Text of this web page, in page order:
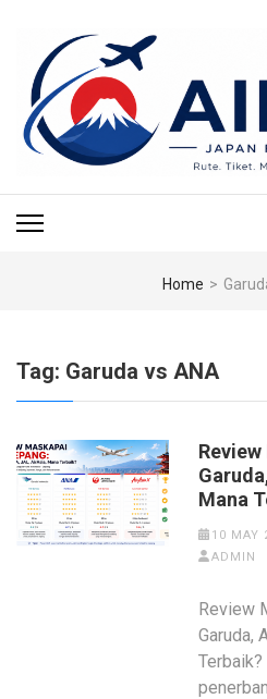
content
(Press
Enter)
AIRS JP –
REFERENSI
Jepang, Air BnB Jepang,
Home >
Tag: Garuda vs ANA
Mana
10 MAY
ADMIN
Review
Garuda,